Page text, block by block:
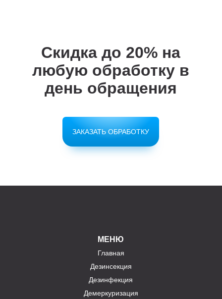
Скидка до 20% на
любую обработку в
день обращения
ЗАКАЗАТЬ ОБРАБОТКУ
МЕНЮ
Главная
Дезинсекция
Дезинфекция
Демеркуризация